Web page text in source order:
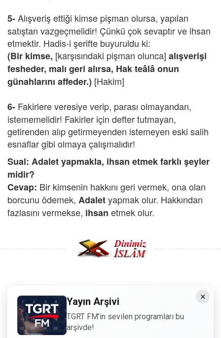
5-Alışveriş ettiği kimse pişman olursa, yapılan
satıştan vazgeçmelidir! Çünkü çok sevaptır ve ihsan
etmektir. Hadis-i şerifte buyuruldu ki:
(Bir kimse, [karşısındaki pişman olunca] alışverişi
fesheder, malı geri alırsa, Hak teâlâ onun
günahlarını affeder.) [Hakim]
6- Fakirlere veresiye verip, parası olmayandan,
istememelidir! Fakirler için defter tutmayan,
getirenden alıp getirmeyenden istemeyen eski salih
esnaflar gibi olmaya çalışmalıdır!
Sual: Adalet yapmakla, ihsan etmek farklı şeyler
midir?
Cevap: Bir kimsenin hakkını geri vermek, ona olan
borcunu ödemek, Adaletyapmak olur. Hakkından
fazlasını vermekse, ihsan etmek olur.
Sitemizdeki bilgiler, bütün insanların istifadesi için
hazırlanmıştır. Orijinaline sadık kalmak şartıyla, izin
almaya gerek kalmadan, herkes istediği gibi alıp istifade
×
Yayın Arşivi
TGRT FM'in sevilen programları bu
arşivde!